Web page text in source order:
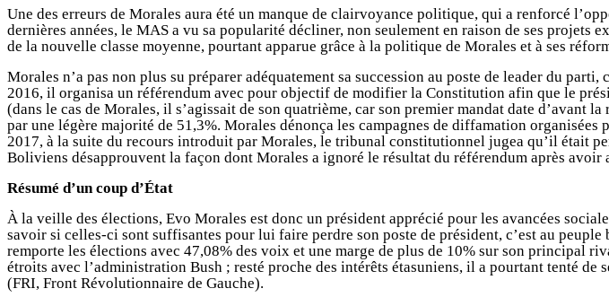
Une des erreurs de Morales aura été un manque de clairvoyance politique, qui a renforcé
dernières années, le MAS a vu sa popularité décliner, non seulement en raison de ses projets
de la nouvelle classe moyenne, pourtant apparue grâce à la politique de Morales et à ses
Morales n’a pas non plus su préparer adéquatement sa succession au poste de leader du
2016, il organisa un référendum avec pour objectif de modifier la Constitution afin que le
(dans le cas de Morales, il s’agissait de son quatrième, car son premier mandat date
par une légère majorité de 51,3%. Morales dénonça les campagnes de diffamation
2017, à la suite du recours introduit par Morales, le tribunal constitutionnel jugea qu’il était
Boliviens désapprouvent la façon dont Morales a ignoré le résultat du référendum après avoir
Résumé d’un coup d’État
À la veille des élections, Evo Morales est donc un président apprécié pour les avancées
savoir si celles-ci sont suffisantes pour lui faire perdre son poste de président, c’est au
remporte les élections avec 47,08% des voix et une marge de plus de 10% sur son principal
étroits avec l’administration Bush ; resté proche des intérêts étasuniens, il a pourtant tenté
(FRI, Front Révolutionnaire de Gauche).